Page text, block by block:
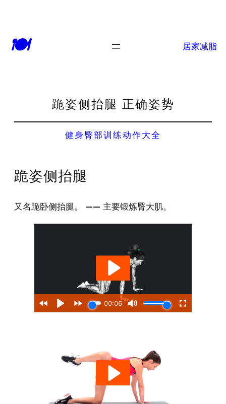
🍽 居家减脂
跪姿侧抬腿 正确姿势
健身臀部训练动作大全
跪姿侧抬腿
又名跪卧侧抬腿。 —— 主要锻炼臀大肌。